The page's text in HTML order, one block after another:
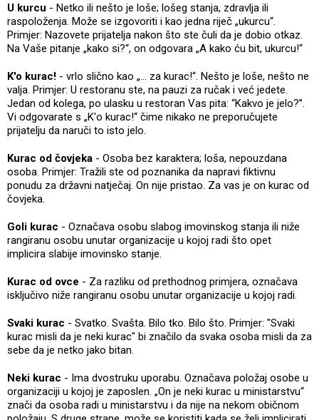
U kurcu - Netko ili nešto je loše; lošeg stanja, zdravlja ili
raspoloženja. Može se izgovoriti i kao jedna riječ „ukurcu“.
Primjer: Nazovete prijatelja nakon što ste čuli da je dobio otkaz.
Na Vaše pitanje „kako si?“, on odgovara „A kako ću bit, ukurcu!“
K'o kurac! - vrlo slično kao „… za kurac!“. Nešto je loše, nešto ne
valja. Primjer: U restoranu ste, na pauzi za ručak i već jedete.
Jedan od kolega, po ulasku u restoran Vas pita: “Kakvo je jelo?”.
Vi odgovarate s „K'o kurac!“ čime nikako ne preporučujete
prijatelju da naruči to isto jelo.
Kurac od čovjeka - Osoba bez karaktera; loša, nepouzdana
osoba. Primjer: Tražili ste od poznanika da napravi fiktivnu
ponudu za državni natječaj. On nije pristao. Za vas je on kurac od
čovjeka.
Goli kurac - Označava osobu slabog imovinskog stanja ili niže
rangiranu osobu unutar organizacije u kojoj radi što opet
implicira slabije imovinsko stanje.
Kurac od ovce - Za razliku od prethodnog primjera, označava
isključivo niže rangiranu osobu unutar organizacije u kojoj radi.
Svaki kurac - Svatko. Svašta. Bilo tko. Bilo što. Primjer: "Svaki
kurac misli da je neki kurac" bi značilo da svaka osoba misli da za
sebe da je netko jako bitan.
Neki kurac - Ima dvostruku uporabu. Označava položaj osobe u
organizaciji u kojoj je zaposlen. „On je neki kurac u ministarstvu“
znači da osoba radi u ministarstvu i da nije na nekom običnom